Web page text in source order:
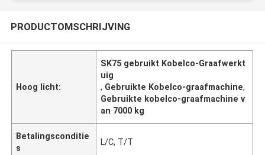
PRODUCTOMSCHRIJVING
Hoog licht:
SK75 gebruikt Kobelco-Graafwerkt
uig
, Gebruikte Kobelco-graafmachine,
Gebruikte kobelco-graafmachine v
an 7000 kg
Betalingsconditie
s
L/C, T/T